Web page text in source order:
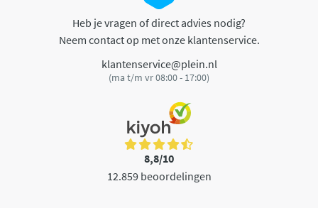
Heb je vragen of direct advies nodig?
Neem contact op met onze klantenservice.
klantenservice@plein.nl
(ma t/m vr 08:00 - 17:00)
8,8/10
12.859 beoordelingen